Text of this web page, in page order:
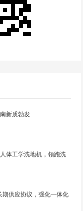
新质勃发
体工学洗地机，领跑洗
供应协议，强化一体化